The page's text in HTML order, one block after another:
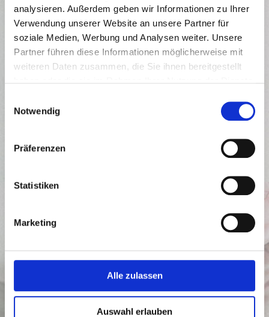
analysieren. Außerdem geben wir Informationen zu Ihrer
Verwendung unserer Website an unsere Partner für
soziale Medien, Werbung und Analysen weiter. Unsere
Partner führen diese Informationen möglicherweise mit
weiteren Daten zusammen, die Sie ihnen bereitgestellt
Notwendig
Präferenzen
Statistiken
Marketing
Alle zulassen
Auswahl erlauben
Eure einzigartige Trauung
Heiraten, wie es Euch gefällt